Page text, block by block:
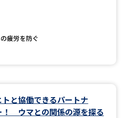
実施プログラムから探す
疲労を防ぐ
トと協働できるパートナ
！ ウマとの関係の源を探る